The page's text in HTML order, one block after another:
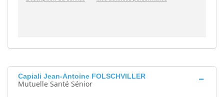
Capiali Jean-Antoine FOLSCHVILLER
Mutuelle Santé Sénior